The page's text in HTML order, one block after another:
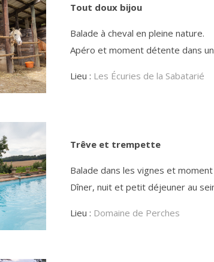
Tout doux bijou
Balade à cheval en pleine nature.
Apéro et moment détente dans
Lieu : Les Écuries de la Sabatarié
Trêve et trempette
Balade dans les vignes et
Dîner, nuit et petit déjeuner au
Lieu : Domaine de Perches